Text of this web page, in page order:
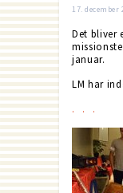
17.
Det bliver
januar.
LM har